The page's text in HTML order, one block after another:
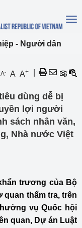
- Người dân
A- A A+
dùng dễ bị
lợi người
sách nhân văn,
Nhà nước Việt
trương của Bộ
quan thẩm tra, trên
vụ Quốc hội
quan, Dự án Luật